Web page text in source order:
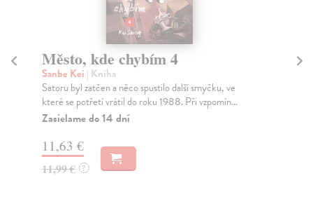
Město, kde chybím 4
Sanbe Kei | Kniha
Satoru byl zatčen a něco spustilo další smyčku, ve
které se potřetí vrátil do roku 1988. Při vzpomín...
Zasielame do 14 dní
11,63 €
11,99 € ?